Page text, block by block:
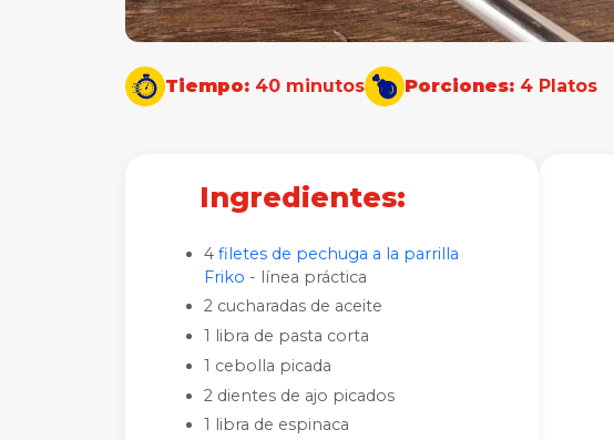
Tiempo:40 minutos Porciones:4 Platos
Ingredientes:
4 filetes de pechuga a la parrilla
Friko - línea práctica
2 cucharadas de aceite
1 libra de pasta corta
1 cebolla picada
2 dientes de ajo picados
1 libra de espinaca